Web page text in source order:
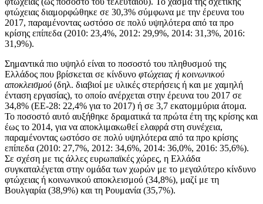
φτώχειας διαμορφώθηκε σε 30,3% σύμφωνα με την έρευνα του
2017, παραμένοντας ωστόσο σε πολύ υψηλότερα από τα προ
κρίσης επίπεδα (2010: 23,4%, 2012: 29,9%, 2014: 31,3%, 2016:
31,9%).
Σημαντικά πιο υψηλό είναι το ποσοστό του πληθυσμού της
Ελλάδος που βρίσκεται σε κίνδυνο φτώχειας ή κοινωνικού
αποκλεισμού (δηλ. διαβιοί με υλικές στερήσεις ή και με χαμηλή
ένταση εργασίας), το οποίο ανέρχεται στην έρευνα του 2017 σε
34,8% (ΕΕ-28: 22,4% για το 2017) ή σε 3,7 εκατομμύρια άτομα.
Το ποσοστό αυτό αυξήθηκε δραματικά τα πρώτα έτη της κρίσης και
έως το 2014, για να αποκλιμακωθεί ελαφρά στη συνέχεια,
παραμένοντας ωστόσο σε πολύ υψηλότερα από τα προ κρίσης
επίπεδα (2010: 27,7%, 2012: 34,6%, 2014: 36,0%, 2016: 35,6%).
Σε σχέση με τις άλλες ευρωπαϊκές χώρες, η Ελλάδα
συγκαταλέγεται στην ομάδα των χωρών με το μεγαλύτερο κίνδυνο
φτώχειας ή κοινωνικού αποκλεισμού (34,8%), μαζί με τη
Βουλγαρία (38,9%) και τη Ρουμανία (35,7%).